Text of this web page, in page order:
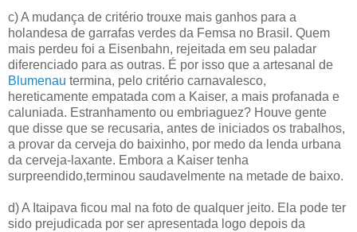
c) A mudança de critério trouxe mais ganhos para a
holandesa de garrafas verdes da Femsa no Brasil. Quem
mais perdeu foi a Eisenbahn, rejeitada em seu paladar
diferenciado para as outras. É por isso que a artesanal de
Blumenau termina, pelo critério carnavalesco,
hereticamente empatada com a Kaiser, a mais profanada e
caluniada. Estranhamento ou embriaguez? Houve gente
que disse que se recusaria, antes de iniciados os trabalhos,
a provar da cerveja do baixinho, por medo da lenda urbana
da cerveja-laxante. Embora a Kaiser tenha
surpreendido,terminou saudavelmente na metade de baixo.
d) A Itaipava ficou mal na foto de qualquer jeito. Ela pode ter
sido prejudicada por ser apresentada logo depois da